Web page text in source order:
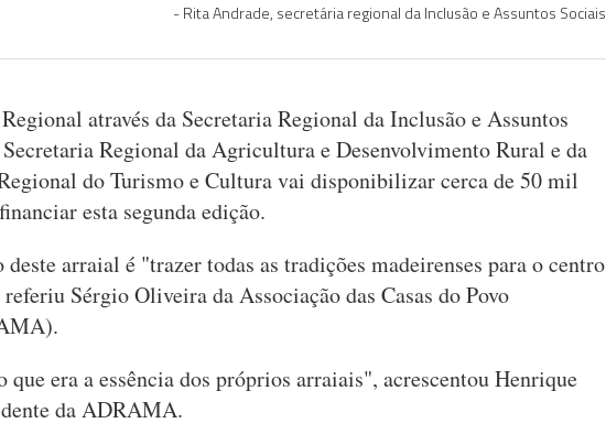
Rita Andrade, secretária regional da Inclusão e Assuntos Sociais
através da Secretaria Regional da Inclusão e Assuntos
Regional da Agricultura e Desenvolvimento Rural e da
do Turismo e Cultura vai disponibilizar cerca de 50 mil
esta segunda edição.
arraial é "trazer todas as tradições madeirenses para o centro
Sérgio Oliveira da Associação das Casas do Povo
que era a essência dos próprios arraiais", acrescentou Henrique
da ADRAMA.